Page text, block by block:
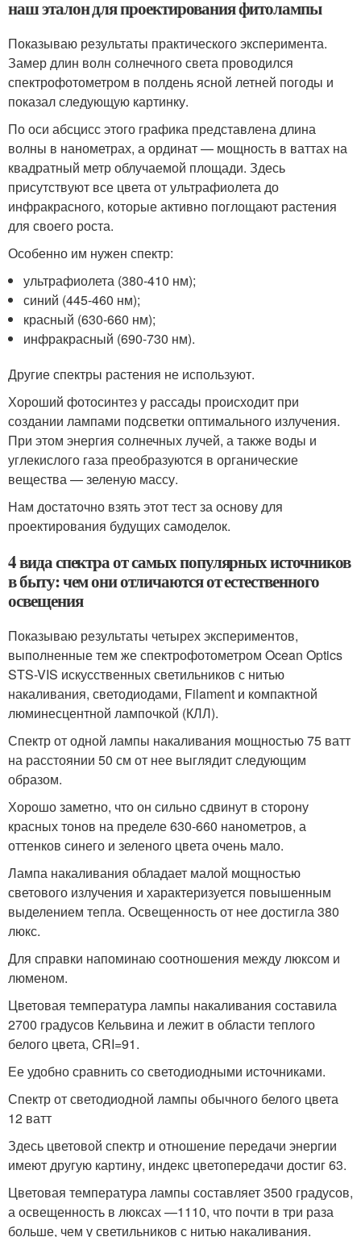
наш эталон для проектирования фитолампы
Показываю результаты практического эксперимента.
Замер длин волн солнечного света проводился
спектрофотометром в полдень ясной летней погоды и
показал следующую картинку.
По оси абсцисс этого графика представлена длина
волны в нанометрах, а ординат — мощность в ваттах на
квадратный метр облучаемой площади. Здесь
присутствуют все цвета от ультрафиолета до
инфракрасного, которые активно поглощают растения
для своего роста.
Особенно им нужен спектр:
ультрафиолета (380-410 нм);
синий (445-460 нм);
красный (630-660 нм);
инфракрасный (690-730 нм).
Другие спектры растения не используют.
Хороший фотосинтез у рассады происходит при
создании лампами подсветки оптимального излучения.
При этом энергия солнечных лучей, а также воды и
углекислого газа преобразуются в органические
вещества — зеленую массу.
Нам достаточно взять этот тест за основу для
проектирования будущих самоделок.
4 вида спектра от самых популярных источников
в быту: чем они отличаются от естественного
освещения
Показываю результаты четырех экспериментов,
выполненные тем же спектрофотометром Ocean Optics
STS-VIS искусственных светильников с нитью
накаливания, светодиодами, Filament и компактной
люминесцентной лампочкой (КЛЛ).
Спектр от одной лампы накаливания мощностью 75 ватт
на расстоянии 50 см от нее выглядит следующим
образом.
Хорошо заметно, что он сильно сдвинут в сторону
красных тонов на пределе 630-660 нанометров, а
оттенков синего и зеленого цвета очень мало.
Лампа накаливания обладает малой мощностью
светового излучения и характеризуется повышенным
выделением тепла. Освещенность от нее достигла 380
люкс.
Для справки напоминаю соотношения между люксом и
люменом.
Цветовая температура лампы накаливания составила
2700 градусов Кельвина и лежит в области теплого
белого цвета, CRI=91.
Ее удобно сравнить со светодиодными источниками.
Спектр от светодиодной лампы обычного белого цвета
12 ватт
Здесь цветовой спектр и отношение передачи энергии
имеют другую картину, индекс цветопередачи достиг 63.
Цветовая температура лампы составляет 3500 градусов,
а освещенность в люксах —1110, что почти в три раза
больше, чем у светильников с нитью накаливания.